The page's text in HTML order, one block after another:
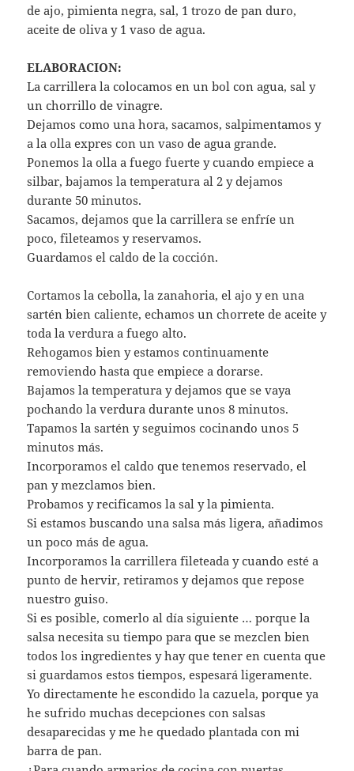
de ajo, pimienta negra, sal, 1 trozo de pan duro,
aceite de oliva y 1 vaso de agua.
ELABORACION:
La carrillera la colocamos en un bol con agua, sal y
un chorrillo de vinagre.
Dejamos como una hora, sacamos, salpimentamos y
a la olla expres con un vaso de agua grande.
Ponemos la olla a fuego fuerte y cuando empiece a
silbar, bajamos la temperatura al 2 y dejamos
durante 50 minutos.
Sacamos, dejamos que la carrillera se enfríe un
poco, fileteamos y reservamos.
Guardamos el caldo de la cocción.
Cortamos la cebolla, la zanahoria, el ajo y en una
sartén bien caliente, echamos un chorrete de aceite y
toda la verdura a fuego alto.
Rehogamos bien y estamos continuamente
removiendo hasta que empiece a dorarse.
Bajamos la temperatura y dejamos que se vaya
pochando la verdura durante unos 8 minutos.
Tapamos la sartén y seguimos cocinando unos 5
minutos más.
Incorporamos el caldo que tenemos reservado, el
pan y mezclamos bien.
Probamos y recificamos la sal y la pimienta.
Si estamos buscando una salsa más ligera, añadimos
un poco más de agua.
Incorporamos la carrillera fileteada y cuando esté a
punto de hervir, retiramos y dejamos que repose
nuestro guiso.
Si es posible, comerlo al día siguiente … porque la
salsa necesita su tiempo para que se mezclen bien
todos los ingredientes y hay que tener en cuenta que
si guardamos estos tiempos, espesará ligeramente.
Yo directamente he escondido la cazuela, porque ya
he sufrido muchas decepciones con salsas
desaparecidas y me he quedado plantada con mi
barra de pan.